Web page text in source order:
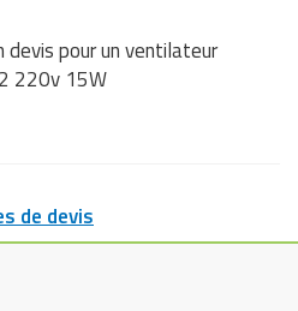
devis pour un ventilateur
220v 15W
de devis